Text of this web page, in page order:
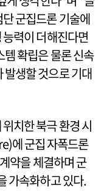
군집드론 기술에
력이 더해진다면
확립은 물론 신속
발생할 것으로 기대
치한 북극 환경 시
에 군집 자폭드론
약을 체결하며 군
가속화하고 있다.